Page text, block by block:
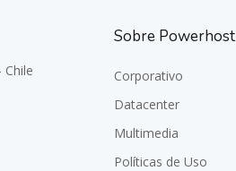
Sobre Powerhost
Corporativo
Datacenter
Multimedia
Políticas de Uso